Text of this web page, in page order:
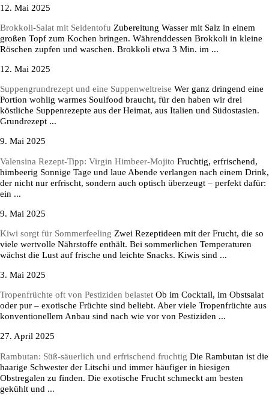
12. Mai 2025
Brokkoli-Salat mit Seidentofu Zubereitung Wasser mit Salz in einem
großen Topf zum Kochen bringen. Währenddessen Brokkoli in kleine
Röschen zupfen und waschen. Brokkoli etwa 3 Min. im ...
12. Mai 2025
Suppengrundrezept und eine Suppenweltreise Wer ganz dringend eine
Portion wohlig warmes Soulfood braucht, für den haben wir drei
köstliche Suppenrezepte aus der Heimat, aus Italien und Südostasien.
Grundrezept ...
9. Mai 2025
Valensina Rezept-Tipp: Virgin Himbeer-Mojito Fruchtig, erfrischend,
himbeerig Sonnige Tage und laue Abende verlangen nach einem Drink,
der nicht nur erfrischt, sondern auch optisch überzeugt – perfekt dafür:
ein ...
9. Mai 2025
Kiwi sorgt für Sommerfeeling Zwei Rezeptideen mit der Frucht, die so
viele wertvolle Nährstoffe enthält. Bei sommerlichen Temperaturen
wächst die Lust auf frische und leichte Snacks. Kiwis sind ...
3. Mai 2025
Tropenfrüchte oft von Pestiziden belastet Ob im Cocktail, im Obstsalat
oder pur – exotische Früchte sind beliebt. Aber viele Tropenfrüchte aus
konventionellem Anbau sind nach wie vor von Pestiziden ...
27. April 2025
Rambutan: Süß-säuerlich und erfrischend fruchtig Die Rambutan ist die
haarige Schwester der Litschi und immer häufiger in hiesigen
Obstregalen zu finden. Die exotische Frucht schmeckt am besten
gekühlt und ...